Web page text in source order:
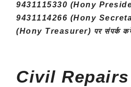
9431115330 (Hony
9431114266 (Hony
(Hony Treasurer) पर संपर्क
Civil Repairs